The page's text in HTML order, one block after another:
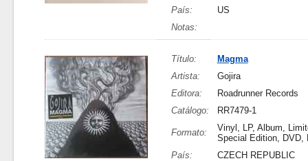
País:
US
Notas:
Título:
Magma
Artista:
Gojira
Editora:
Roadrunner Records
Catálogo:
RR7479-1
Formato:
Vinyl, LP, Album,
Special Edition, DVD,
País:
CZECH REPUBLIC